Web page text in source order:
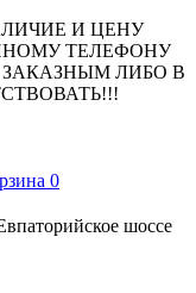
И ЦЕНУ
ТЕЛЕФОНУ
ЛИБО В
0
шоссе